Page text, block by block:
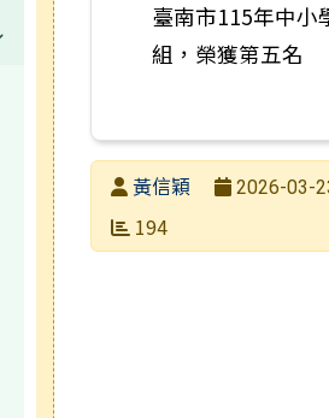
臺南市115年中小
組，榮獲第五名
發布者黃信穎
發布日期
2026-03-
瀏覽次數
194